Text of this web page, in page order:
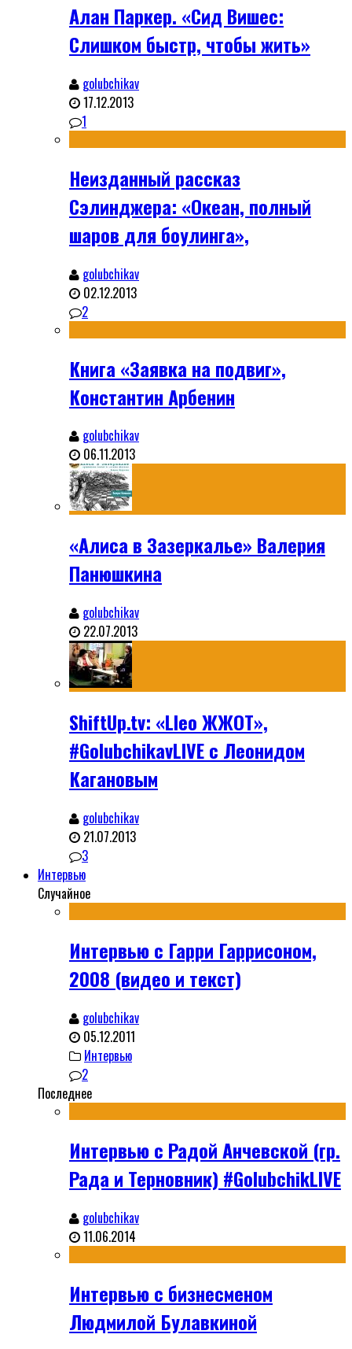
Алан Паркер. «Сид Вишес:
Слишком быстр, чтобы жить»
golubchikav
17.12.2013
1
Неизданный рассказ
Сэлинджера: «Океан, полный
шаров для боулинга»,
golubchikav
02.12.2013
2
Книга «Заявка на подвиг»,
Константин Арбенин
golubchikav
06.11.2013
«Алиса в Зазеркалье» Валерия
Панюшкина
golubchikav
22.07.2013
ShiftUp.tv: «Lleo ЖЖОТ»,
#GolubchikavLIVE с Леонидом
Кагановым
golubchikav
21.07.2013
3
Интервью
Случайное
Интервью с Гарри Гаррисоном,
2008 (видео и текст)
golubchikav
05.12.2011
Интервью
2
Последнее
Интервью с Радой Анчевской (гр.
Рада и Терновник) #GolubchikLIVE
golubchikav
11.06.2014
Интервью с бизнесменом
Людмилой Булавкиной